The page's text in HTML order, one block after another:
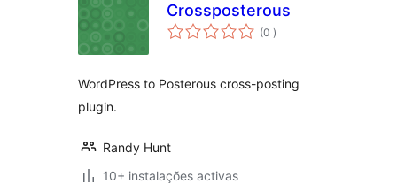
Crossposterous
(0 classificações
)
WordPress to Posterous cross-posting
plugin.
Randy Hunt
10+ instalações activas